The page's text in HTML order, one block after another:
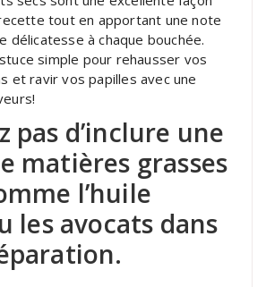
tout en apportant une note
délicatesse à chaque bouchée.
simple pour rehausser vos
et ravir vos papilles avec une
pas d’inclure une
matières grasses
l’huile
les avocats dans